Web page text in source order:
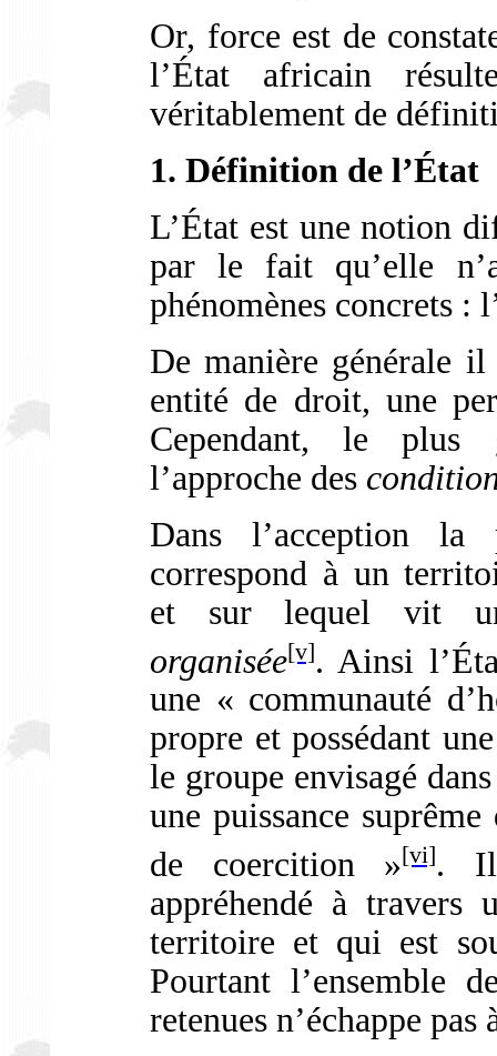
Or, force est de
l’État africain
véritablement de
1. Définition de l’État
L’État est une notion
par le fait qu’elle
phénomènes concrets :
De manière générale
entité de droit, une
Cependant, le plus
l’approche des
Dans l’acception la
correspond à un
et sur lequel vit
organisée[v]. Ainsi
une « communauté
propre et possédant
le groupe envisagé
une puissance
de coercition »[vi]. Il
appréhendé à
territoire et qui est
Pourtant l’ensemble
retenues n’échappe